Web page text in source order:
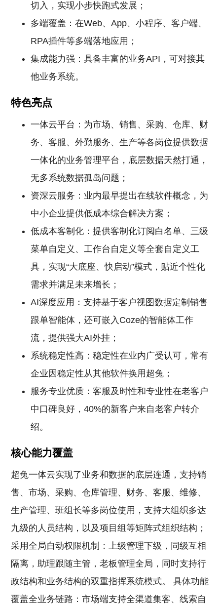
切入，实现小步快跑式发展；
多端覆盖：在Web、App、小程序、客户端、
RPA插件等多端落地应用；
集成能力强：具备丰富的业务API，可对接其
他业务系统。
特色亮点
一体云平台：为市场、销售、采购、仓库、财
务、客服、外勤服务、生产等各岗位提供数据
一体化的业务管理平台，底层数据天然打通，
无多系统数据孤岛问题；
资深云服务：业内最早提出在线软件概念，为
中小企业提供低成本综合解决方案；
低成本客制化：提供客制化订阅白名单、三级
菜单自定义、工作台自定义等全套自定义工
具，实现“大底座、快启动”模式，贴近个性化
需求并满足未来增长；
AI深度应用：支持基于客户视图数据定制销售
跟单智能体，还可嵌入Coze的智能体工作
流，提供强大AI外挂；
系统稳定性高：稳定性在业内广受认可，常有
企业因稳定性从其他软件换用超兔；
服务专业优质：客服及时性和专业性在老客户
中口碑良好，40%的新客户来自老客户转介
绍。
核心能力覆盖
超兔一体云实现了业务和数据的底层连通，支持销
售、市场、采购、仓库管理、财务、客服、维修、
生产管理、班组长等多岗位使用，支持大组织多达
九级的人员结构，以及项目组等矩阵式组织结构；
采用全局自动权限机制：上级管理下级，同级互相
隔离，助理跟随主管，老板管理全局，同时支持行
政结构和业务结构的双重指挥系统模式。 具体功能
覆盖全业务链路：市场端支持全渠道集客、线索自